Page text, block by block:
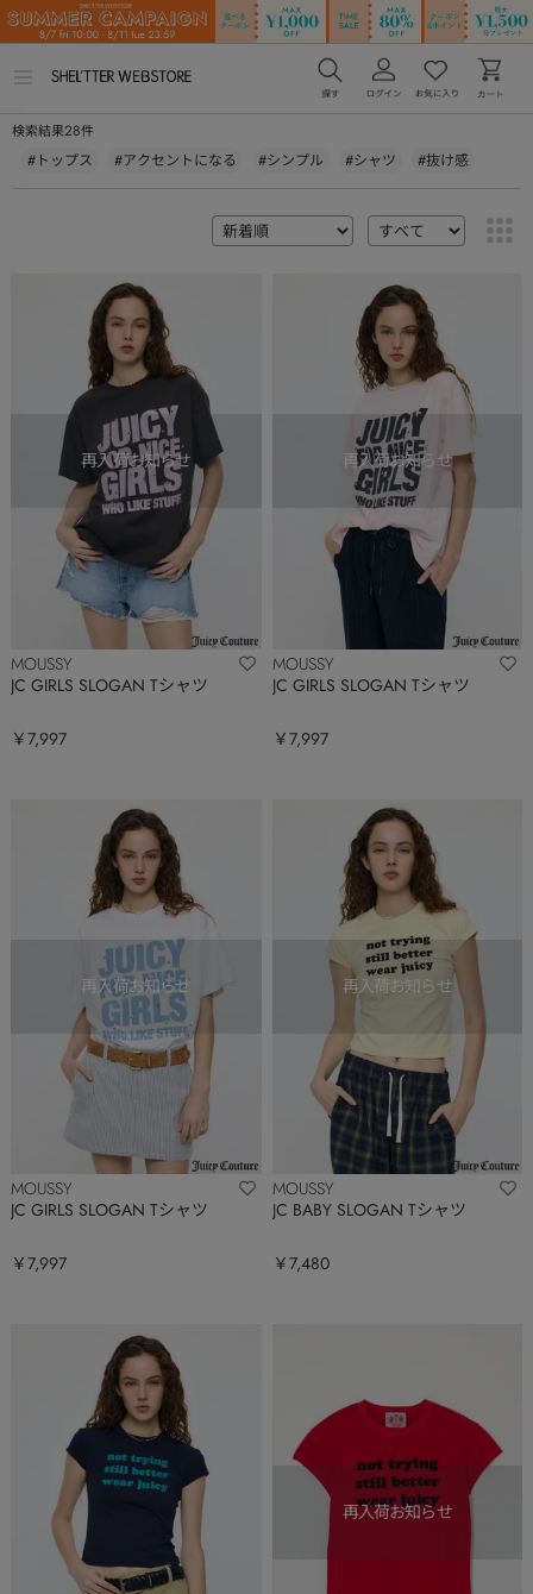
ー
を
検索結果28件
#トップス #アクセントになる #シンプル #シャツ #抜け感
MOUSSY
JC GIRLS SLOGAN Tシャツ
￥7,997
MOUSSY
JC GIRLS SLOGAN Tシャツ
￥7,997
MOUSSY
JC GIRLS SLOGAN Tシャツ
￥7,997
MOUSSY
JC BABY SLOGAN Tシャツ
￥7,480